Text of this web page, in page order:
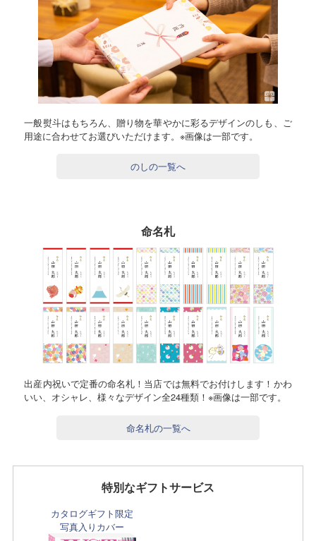
一般熨斗はもちろん、贈り物を華やかに彩るデザインのしも、ご
用途に合わせてお選びいただけます。※画像は一部です。
のしの一覧へ
命名札
出産内祝いで定番の命名札！当店では無料でお付けします！かわ
いい、オシャレ、様々なデザイン全24種類！※画像は一部です。
命名札の一覧へ
特別なギフトサービス
カタログギフト限定
写真入りカバー